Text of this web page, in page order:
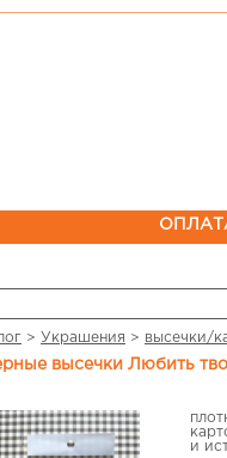
> Украшения > высечки/
высечки Любить
и